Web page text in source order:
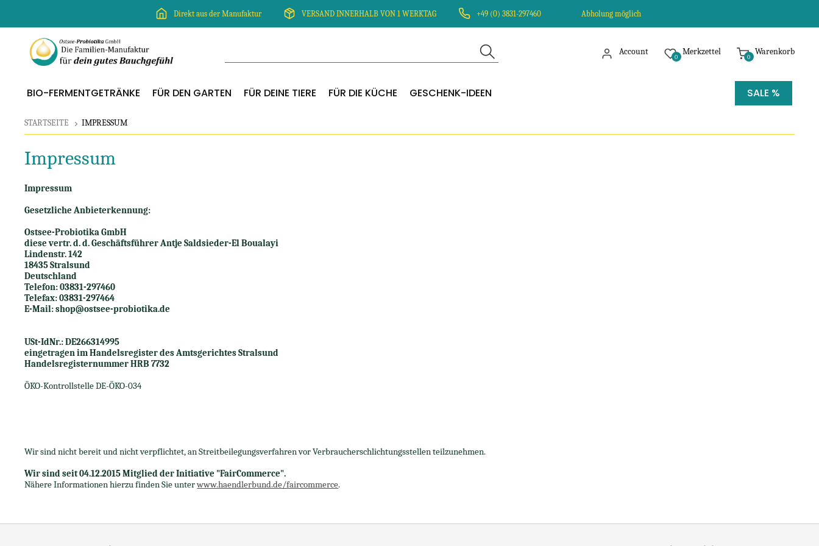
Direkt aus der Manufaktur VERSAND INNERHALB VON 1 WERKTAG +49 (0) 3831-297460 Abholung möglich
0
Warenkorb
0
Merkzettel
Account
BIO-FERMENTGETRÄNKE FÜR DEN GARTEN FÜR DEINE TIERE FÜR DIE KÜCHE GESCHENK-IDEEN SALE %
STARTSEITE IMPRESSUM
Impressum
Impressum
Gesetzliche Anbieterkennung:
Ostsee-Probiotika GmbH
diese vertr. d. d. Geschäftsführer Antje Saldsieder-El Boualayi
Lindenstr. 142
18435 Stralsund
Deutschland
Telefon: 03831-297460
Telefax: 03831-297464
E-Mail: shop@ostsee-probiotika.de
USt-IdNr.: DE266314995
eingetragen im Handelsregister des Amtsgerichtes Stralsund
Handelsregisternummer HRB 7732
ÖKO-Kontrollstelle DE-ÖKO-034
Wir sind nicht bereit und nicht verpflichtet, an Streitbeilegungsverfahren vor Verbraucherschlichtungsstellen teilzunehmen.
Wir sind seit04.12.2015Mitglied der Initiative "FairCommerce".
Nähere Informationen hierzu finden Sie unterwww.haendlerbund.de/faircommerce.